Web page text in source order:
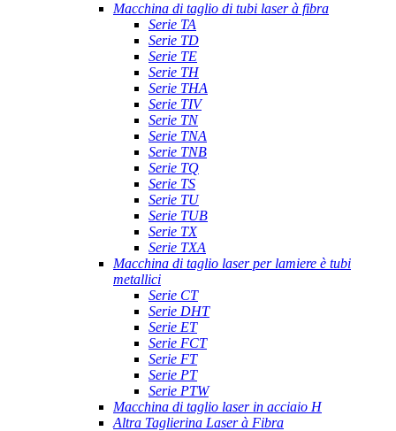
Macchina di taglio di tubi laser à fibra
Serie TA
Serie TD
Serie TE
Serie TH
Serie THA
Serie TIV
Serie TN
Serie TNA
Serie TNB
Serie TQ
Serie TS
Serie TU
Serie TUB
Serie TX
Serie TXA
Macchina di taglio laser per lamiere è tubi
metallici
Serie CT
Serie DHT
Serie ET
Serie FCT
Serie FT
Serie PT
Serie PTW
Macchina di taglio laser in acciaio H
Altra Taglierina Laser à Fibra